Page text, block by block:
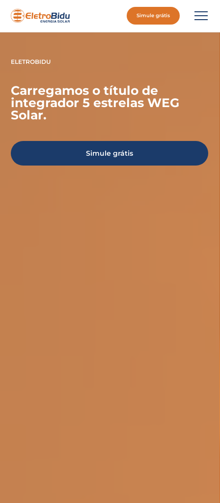
Simule grátis
ELETROBIDU
Carregamos o título de
integrador 5 estrelas WEG
Solar.
Simule grátis